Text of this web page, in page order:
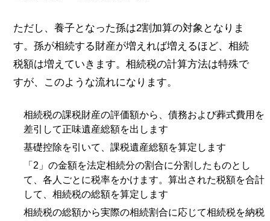
ただし、養子となった孫は2割加算の対象となりま
す。孫が相続する財産が増えれば増えるほど、相続
税額は増えていきます。相続税の計算方法は特殊で
すが、このような流れになります。
相続税の課税財産の評価額から、債務および葬式費用を
差引して正味遺産総額を出します
基礎控除を引いて、課税遺産総額を算定します
「2」の金額を法定相続分の割合に分割したものとし
て、各人ごとに税率をかけます。算出された税額を合計
して、相続税の総額を算定します
相続税の総額から実際の相続割合に応じて相続税を納税